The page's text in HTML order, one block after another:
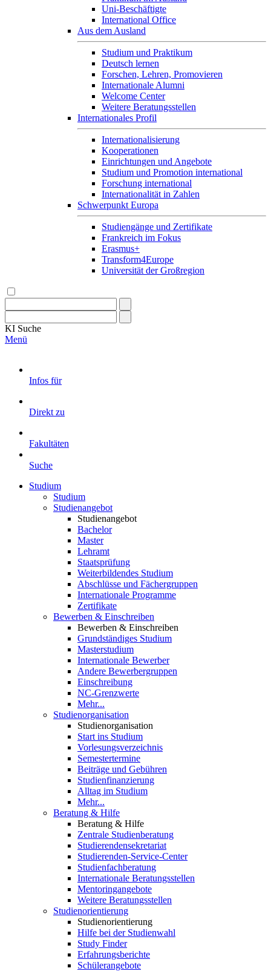
Uni-Beschäftigte
International Office
Aus dem Ausland
Studium und Praktikum
Deutsch lernen
Forschen, Lehren, Promovieren
Internationale Alumni
Welcome Center
Weitere Beratungsstellen
Internationales Profil
Internationalisierung
Kooperationen
Einrichtungen und Angebote
Studium und Promotion international
Forschung international
Internationalität in Zahlen
Schwerpunkt Europa
Studiengänge und Zertifikate
Frankreich im Fokus
Erasmus+
Transform4Europe
Universität der Großregion
KI Suche
Menü
Infos für
Direkt zu
Fakultäten
Suche
Studium
Studium
Studienangebot
Studienangebot
Bachelor
Master
Lehramt
Staatsprüfung
Weiterbildendes Studium
Abschlüsse und Fächergruppen
Internationale Programme
Zertifikate
Bewerben & Einschreiben
Bewerben & Einschreiben
Grundständiges Studium
Masterstudium
Internationale Bewerber
Andere Bewerbergruppen
Einschreibung
NC-Grenzwerte
Mehr...
Studienorganisation
Studienorganisation
Start ins Studium
Vorlesungsverzeichnis
Semestertermine
Beiträge und Gebühren
Studienfinanzierung
Alltag im Studium
Mehr...
Beratung & Hilfe
Beratung & Hilfe
Zentrale Studienberatung
Studierendensekretariat
Studierenden-Service-Center
Studienfachberatung
Internationale Beratungsstellen
Mentoringangebote
Weitere Beratungsstellen
Studienorientierung
Studienorientierung
Hilfe bei der Studienwahl
Study Finder
Erfahrungsberichte
Schülerangebote